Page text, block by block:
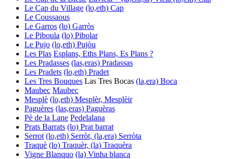
Le Cap du Village (lo,eth) Cap
Le Coussaous
Le Garros (lo) Garròs
Le Piboula (lo) Pibolar
Le Pujo (lo,eth) Pujòu
Les Plas Esplans, Eths Plans, Es Plans ?
Les Pradasses (las,eras) Pradassas
Les Pradets (lo,eth) Pradet
Les Tres Bouques Las Tres Bocas (la,era) Boca
Maubec Maubec
Mesplè (lo,eth) Mesplèr, Mesplèir
Paguères (las,eras) Paguèras
Pè de la Lane Pedelalana
Prats Barrats (lo) Prat barrat
Serrot (lo,eth) Serròt, (la,era) Serròta
Traquè (lo) Traquèr, (la) Traquèra
Vigne Blanquo (la) Vinha blanca